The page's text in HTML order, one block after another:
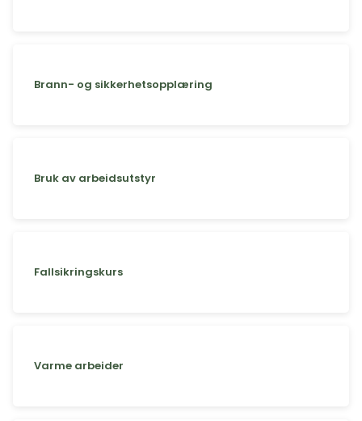
Brann- og sikkerhetsopplæring
Bruk av arbeidsutstyr
Fallsikringskurs
Varme arbeider